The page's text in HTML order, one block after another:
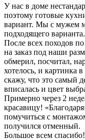
У нас в доме
поэтому готовые
вариант. Мы с мужем
подходящего варианта.
После всех походов
на заказ под наши
обмерил, посчитал,
хотелось, и картинка
скажу, что это самый
вписалась и цвет
Примерно через 2
красавицу!
помучиться с
получился отменный.
Большое всем